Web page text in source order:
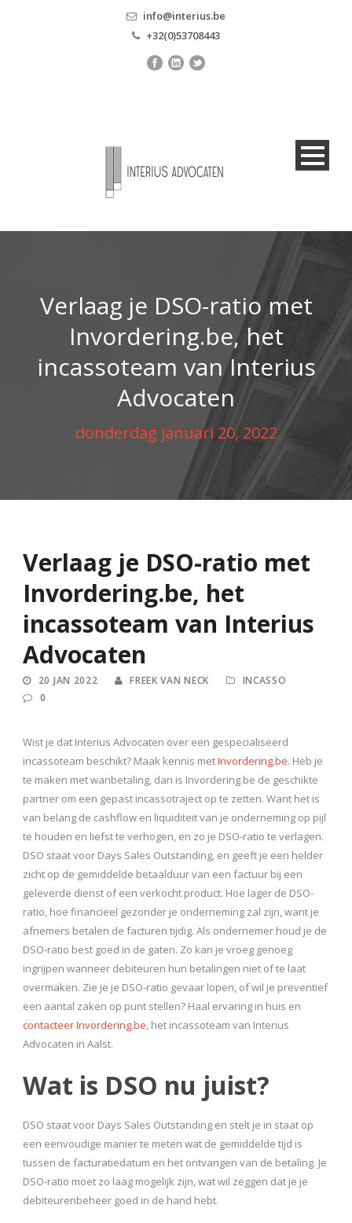
info@interius.be
+32(0)53708443
Verlaag je DSO-ratio met
Invordering.be, het
incassoteam van Interius
Advocaten
donderdag januari 20, 2022
Verlaag je DSO-ratio met
Invordering.be, het
incassoteam van Interius
Advocaten
20 JAN 2022 FREEK VAN NECK
INCASSO
0
Wist je dat Interius Advocaten over een gespecialiseerd
incassoteam beschikt? Maak kennis metInvordering.be. Heb je
te maken met wanbetaling, dan is Invordering.be de geschikte
partner om een gepast incassotraject op te zetten. Want het is
van belang de cashflow en liquiditeit van je onderneming op pijl
te houden en liefst te verhogen, en zo je DSO-ratio te verlagen.
DSO staat voor Days Sales Outstanding, en geeft je een helder
zicht op de gemiddelde betaalduur van een factuur bij een
geleverde dienst of een verkocht product. Hoe lager de DSO-
ratio, hoe financieel gezonder je onderneming zal zijn, want je
afnemers betalen de facturen tijdig. Als ondernemer houd je de
DSO-ratio best goed in de gaten. Zo kan je vroeg genoeg
ingrijpen wanneer debiteuren hun betalingen niet of te laat
overmaken. Zie je je DSO-ratio gevaar lopen, of wil je preventief
een aantal zaken op punt stellen? Haal ervaring in huis en
contacteer Invordering.be , het incassoteam van Interius
Advocaten in Aalst.
Wat is DSO nu juist?
DSO staat voor Days Sales Outstanding en stelt je in staat op
een eenvoudige manier te meten wat de gemiddelde tijd is
tussen de facturatiedatum en het ontvangen van de betaling. Je
DSO-ratio moet zo laag mogelijk zijn, wat wil zeggen dat je je
debiteurenbeheer goed in de hand hebt.